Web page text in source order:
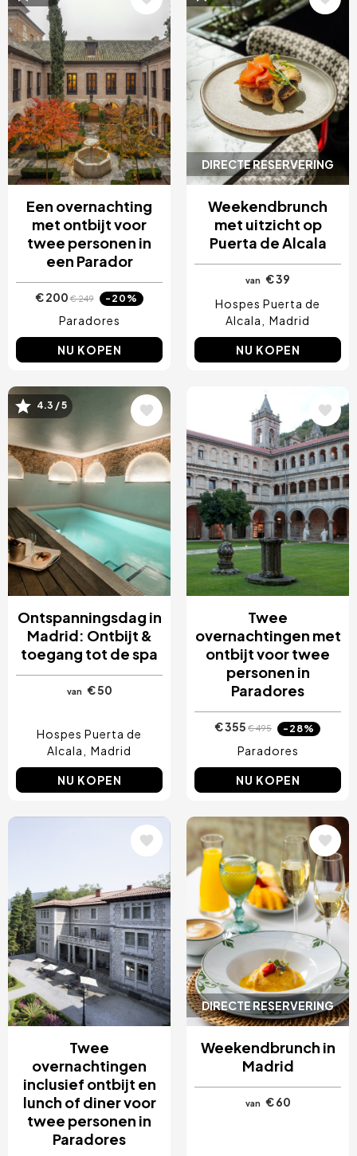
Een overnachting
met ontbijt voor
twee personen in
een Parador
€ 200€ 249 -20%
Paradores
NU KOPEN
DIRECTE RESERVERING
Weekendbrunch
met uitzicht op
Puerta de Alcala
van
€ 39
Hospes Puerta de
Alcala
Madrid
NU KOPEN
Afbeelding
4.3 / 5
Ontspanningsdag in
Madrid: Ontbijt &
toegang tot de spa
van € 50
Hospes Puerta de
Alcala
Madrid
NU KOPEN
Afbeelding
Twee
overnachtingen met
ontbijt voor twee
personen in
Paradores
€ 355 € 495 -28%
Paradores
NU KOPEN
Twee
overnachtingen
inclusief ontbijt en
lunch of diner voor
twee personen in
Paradores
DIRECTE RESERVERING
Afbeelding
Weekendbrunch in
Madrid
van € 60